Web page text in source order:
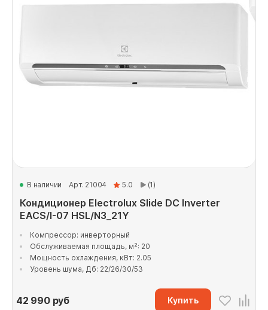
В наличии Арт. 21004 5.0 (1)
Кондиционер Electrolux Slide DC Inverter
EACS/I-07 HSL/N3_21Y
Компрессор: инверторный
Обслуживаемая площадь, м²: 20
Мощность охлаждения, кВт: 2.05
Уровень шума, Дб: 22/26/30/53
42 990руб Купить